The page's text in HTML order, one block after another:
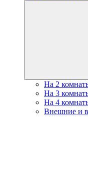
На 2
На 3
На 4
Внешние и